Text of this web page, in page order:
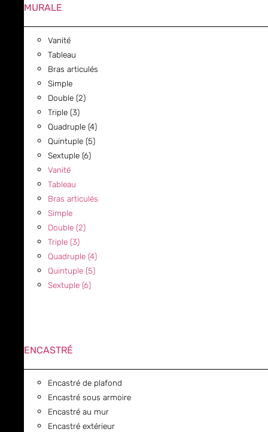
MURALE
Vanité
Tableau
Bras articulés
Simple
Double (2)
Triple (3)
Quadruple (4)
Quintuple (5)
Sextuple (6)
Vanité
Tableau
Bras articulés
Simple
Double (2)
Triple (3)
Quadruple (4)
Quintuple (5)
Sextuple (6)
ENCASTRÉ
Encastré de plafond
Encastré sous armoire
Encastré au mur
Encastré extérieur